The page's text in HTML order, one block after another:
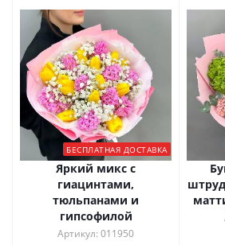
БЕСПЛАТНАЯ ДОСТАВКА
Яркий микс с
гиацинтами,
тюльпанами и
гипсофилой
Артикул: 011950